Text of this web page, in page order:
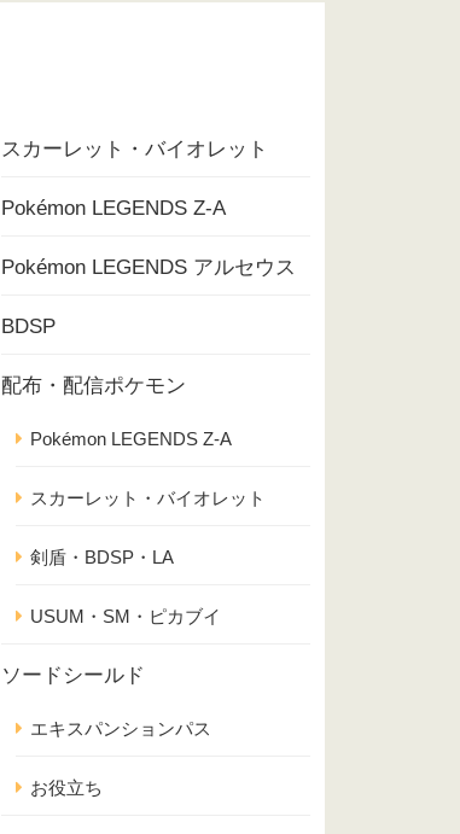
スカーレット・バイオレット
Pokémon LEGENDS Z-A
Pokémon LEGENDS アルセウス
BDSP
配布・配信ポケモン
Pokémon LEGENDS Z-A
スカーレット・バイオレット
剣盾・BDSP・LA
USUM・SM・ピカブイ
ソードシールド
エキスパンションパス
お役立ち